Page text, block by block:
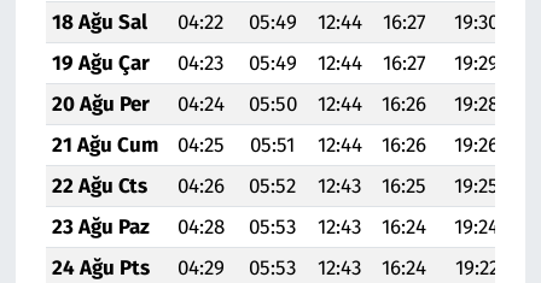
18 Ağu Sal
04:22 05:49 12:44 16:27 19:30
19 Ağu Çar
04:23 05:49 12:44 16:27 19:29
20 Ağu Per
04:24 05:50 12:44 16:26 19:28
21 Ağu Cum
04:25 05:51 12:44 16:26 19:26
22 Ağu Cts
04:26 05:52 12:43 16:25 19:25
23 Ağu Paz
04:28 05:53 12:43 16:24 19:24
24 Ağu Pts
04:29 05:53 12:43 16:24 19:22